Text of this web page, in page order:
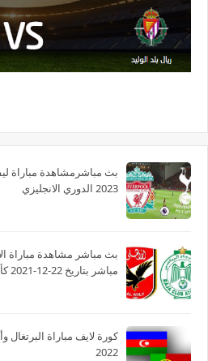
2023 الدوري الانجليزي
بث مباشر مشاهدة مباراة
مباشر بتاريخ 22-12-2021 كأس السوبر الأفريقى
كورة لايف مباراة
2022